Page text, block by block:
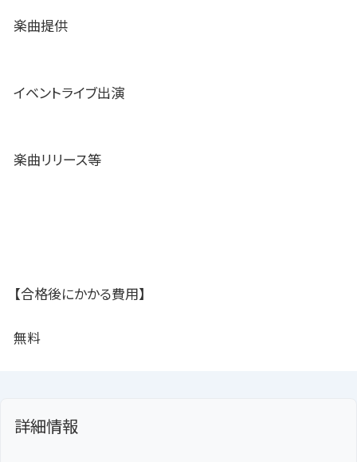
楽曲提供
イベントライブ出演
楽曲リリース等
【合格後にかかる費用】
無料
詳細情報